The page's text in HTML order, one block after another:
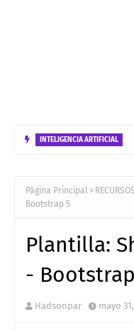
INTELIGENCIA ARTIFICIAL
Página Principal RECURSOS
Bootstrap 5
Plantilla:
-
Hadsonpar mayo